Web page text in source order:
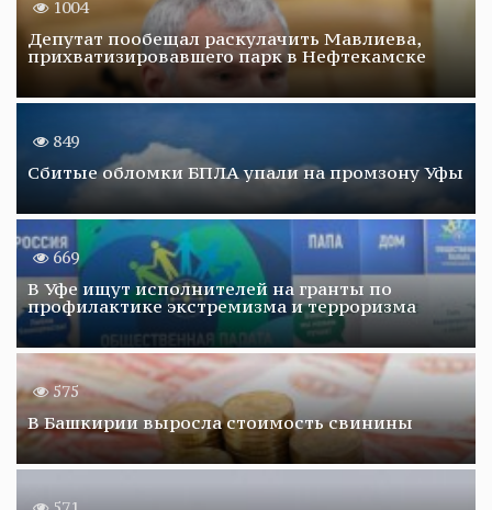
1004
Депутат пообещал раскулачить Мавлиева,
прихватизировавшего парк в Нефтекамске
849
Сбитые обломки БПЛА упали на промзону Уфы
669
В Уфе ищут исполнителей на гранты по
профилактике экстремизма и терроризма
575
В Башкирии выросла стоимость свинины